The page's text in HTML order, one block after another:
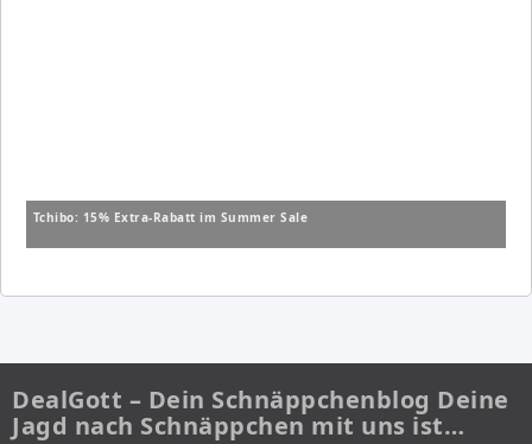
Tchibo: 15% Extra-Rabatt im Summer Sale
DealGott – Dein Schnäppchenblog Deine
Jagd nach Schnäppchen mit uns ist…